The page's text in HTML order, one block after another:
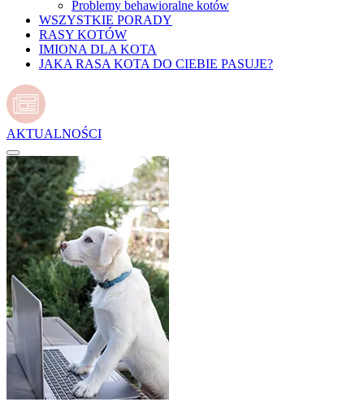
Problemy behawioralne kotów
WSZYSTKIE PORADY
RASY KOTÓW
IMIONA DLA KOTA
JAKA RASA KOTA DO CIEBIE PASUJE?
AKTUALNOŚCI